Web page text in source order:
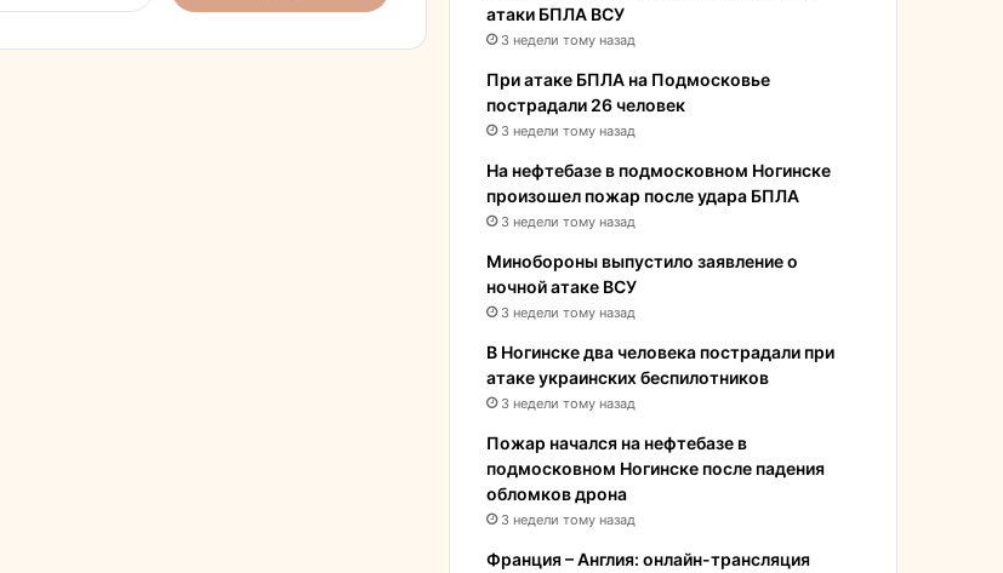
атаки БПЛА ВСУ
3 недели тому назад
При атаке БПЛА на Подмосковье
пострадали 26 человек
3 недели тому назад
На нефтебазе в подмосковном Ногинске
произошел пожар после удара БПЛА
3 недели тому назад
Минобороны выпустило заявление о
ночной атаке ВСУ
3 недели тому назад
В Ногинске два человека пострадали при
атаке украинских беспилотников
3 недели тому назад
Пожар начался на нефтебазе в
подмосковном Ногинске после падения
обломков дрона
3 недели тому назад
Франция – Англия: онлайн-трансляция